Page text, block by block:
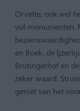
Orvelte, ook wel
vol monumenten.
en Boek, de
Brutingerhof en
zeker waard.
geniet van het